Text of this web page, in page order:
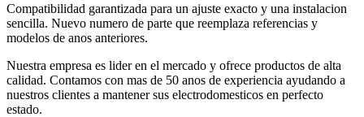
Compatibilidad garantizada para un ajuste exacto y una instalacion
sencilla. Nuevo numero de parte que reemplaza referencias y
modelos de anos anteriores.
Nuestra empresa es lider en el mercado y ofrece productos de alta
calidad. Contamos con mas de 50 anos de experiencia ayudando a
nuestros clientes a mantener sus electrodomesticos en perfecto
estado.